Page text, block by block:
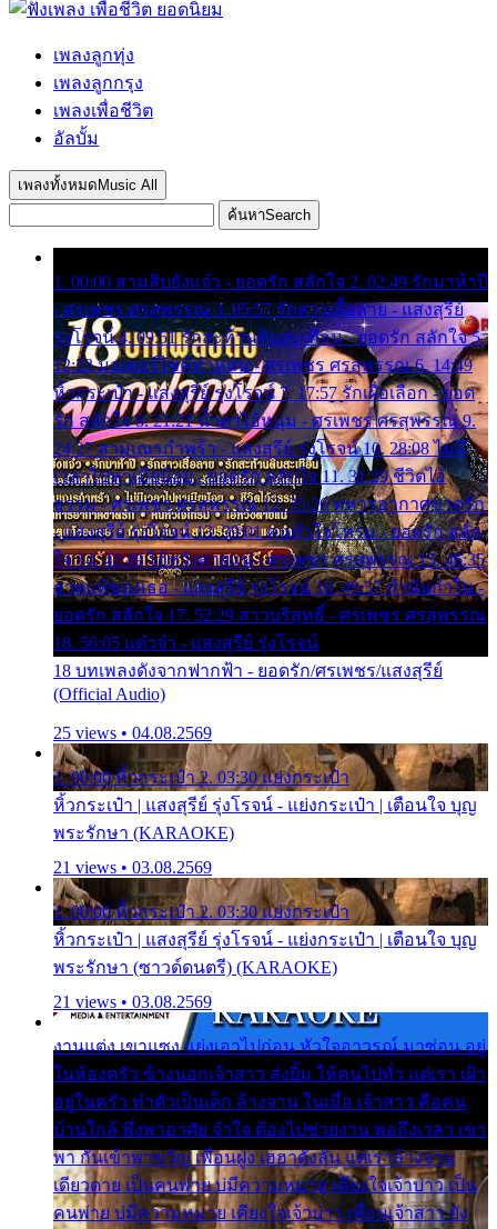
เพลงลูกทุ่ง
เพลงลูกกรุง
เพลงเพื่อชีวิต
อัลบั้ม
เพลงทั้งหมด Music All
ค้นหาSearch
1. 00:00 สามสิบยังแจ๋ว - ยอดรัก สลักใจ 2. 02:49 รักมาห้าปี
- ศรเพชร ศรสุพรรณ 3. 05:57 รักสาวเสื้อลาย - แสงสุรีย์
รุ่งโรจน์ 4. 09:51 รักสะท้านดินสะเทือน - ยอดรัก สลักใจ 5.
12:23 มอเตอร์ไซค์ทำหล่น - ศรเพชร ศรสุพรรณ 6. 14:49
หิ้วกระเป๋า - แสงสุรีย์ รุ่งโรจน์ 7. 17:57 รักเผื่อเลือก - ยอด
รัก สลักใจ 8. 21:21 น้ำตาไอ้หนุ่ม - ศรเพชร ศรสุพรรณ 9.
24:27 สามเณรกำพร้า - แสงสุรีย์ รุ่งโรจน์ 10. 28:08 ไม่มี
เวลาไปหาเมียน้อย - ยอดรัก สลักใจ 11. 31:29 ชีวิตไอ้
ธรรม - ศรเพชร ศรสุพรรณ 12. 35:26 ทหารอากาศขาดรัก
- แสงสุรีย์ รุ่งโรจน์ 13. 39:01 คนหัวใจโทรม - ยอดรัก สลัก
ใจ 14. 42:49 ไอ้หวังตายแน่ - ศรเพชร ศรสุพรรณ 15. 46:35
ธาตุแท้ของเธอ - แสงสุรีย์ รุ่งโรจน์ 16. 49:57 กำนันกำใน -
ยอดรัก สลักใจ 17. 52:29 สาวบริสุทธิ์ - ศรเพชร ศรสุพรรณ
18. 56:05 แต๋วจ๋า - แสงสุรีย์ รุ่งโรจน์
18 บทเพลงดังจากฟากฟ้า - ยอดรัก/ศรเพชร/แสงสุรีย์
(Official Audio)
25 views • 04.08.2569
1. 00:00 หิ้วกระเป๋า 2. 03:30 แย่งกระเป๋า
หิ้วกระเป๋า | แสงสุรีย์ รุ่งโรจน์ - แย่งกระเป๋า | เตือนใจ บุญ
พระรักษา (KARAOKE)
21 views • 03.08.2569
1. 00:00 หิ้วกระเป๋า 2. 03:30 แย่งกระเป๋า
หิ้วกระเป๋า | แสงสุรีย์ รุ่งโรจน์ - แย่งกระเป๋า | เตือนใจ บุญ
พระรักษา (ซาวด์ดนตรี) (KARAOKE)
21 views • 03.08.2569
งานแต่ง เขาแซง แย่งเอาไปก่อน หัวใจอาวรณ์ มาซ่อน อยู่
ในห้องครัว ข้างนอกเจ้าสาว ส่งยิ้ม ให้คนไปทั่ว แต่เรา เฝ้า
อยู่ในครัว ทำตัวเป็นเด็ก ล้างจาน ในเมื่อ เจ้าสาว คือคน
บ้านใกล้ พึ่งพาอาศัย จำใจ ต้องไปช่วยงาน พอถึงเวลา เขา
พา กันเข้าพาขวัญ เพื่อนฝูง เฮฮาดังลั่น แต่เราล้างจาน
เดียวดาย เป็นคนพ่าย บ่มีความหมาย เคียงใจเจ้าบ่าว เป็น
คนพ่าย บ่มีความหมาย เคียงใจเจ้าบ่าว เพื่อนเจ้าสาว ยัง